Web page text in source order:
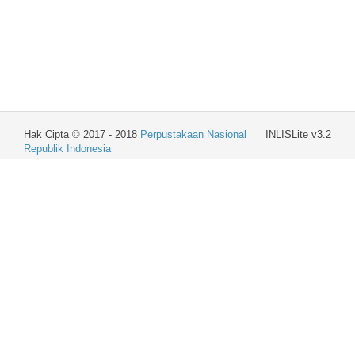
INLISLite v3.2
Hak Cipta © 2017 - 2018 Perpustakaan Nasional
Republik Indonesia